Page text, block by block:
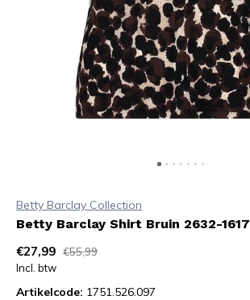
Betty Barclay Collection
Betty Barclay Shirt Bruin 2632-1617
€27,99 €55,99
Incl. btw
Artikelcode: 1751.526.097